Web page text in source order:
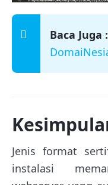
Baca Juga :
Jenis format
instalasi